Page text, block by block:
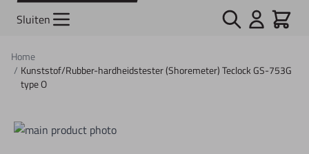
Sluiten Zoek Cart
Home
/ Kunststof/Rubber-hardheidstester (Shoremeter) Teclock GS-753G
type O